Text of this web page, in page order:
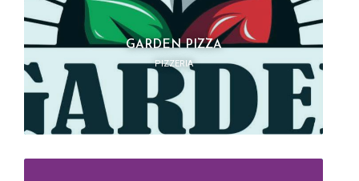
GARDEN PIZZA
PIZZERIA